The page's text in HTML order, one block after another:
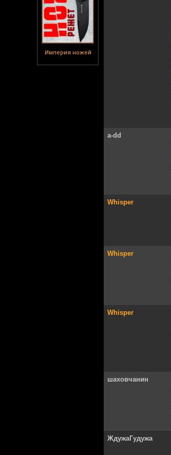
Империя ножей
a-dd
Whisper
Whisper
Whisper
шаховчанин
ЖдужаГудужа